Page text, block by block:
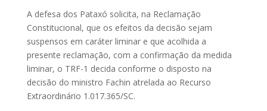
A defesa dos Pataxó solicita, na Reclamação
Constitucional, que os efeitos da decisão sejam
suspensos em caráter liminar e que acolhida a
presente reclamação, com a confirmação da medida
liminar, o TRF-1 decida conforme o disposto na
decisão do ministro Fachin atrelada ao Recurso
Extraordinário 1.017.365/SC.